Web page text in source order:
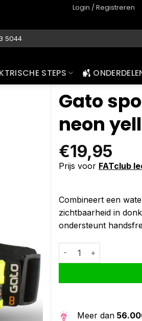
Login / Registreren
STEPS
Gato
neon
€19,95
Prijs voor FATclub
Combineert een
zichtbaarheid in
ondersteunt
Gato sport usb led
Alternative:
Meer dan